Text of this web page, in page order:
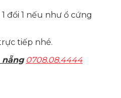
đổi 1 nếu như ổ cứng
tiếp nhé.
0708.08.4444